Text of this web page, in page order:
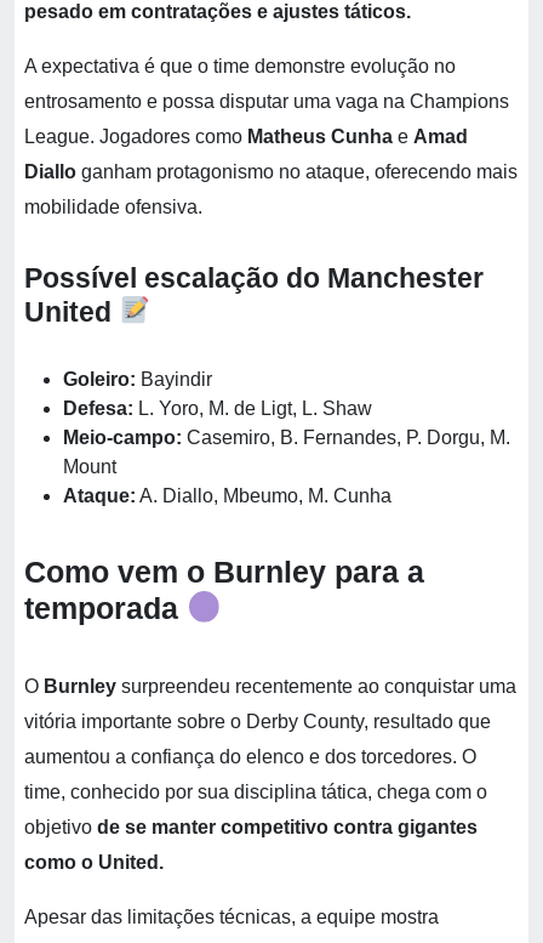
pesado em contratações e ajustes táticos.
A expectativa é que o time demonstre evolução no
entrosamento e possa disputar uma vaga na Champions
League. Jogadores como Matheus Cunha e Amad
Diallo ganham protagonismo no ataque, oferecendo mais
mobilidade ofensiva.
Possível escalação do Manchester
United
Goleiro: Bayindir
Defesa: L. Yoro, M. de Ligt, L. Shaw
Meio-campo: Casemiro, B. Fernandes, P. Dorgu, M.
Mount
Ataque: A. Diallo, Mbeumo, M. Cunha
Como vem o Burnley para a
temporada
O Burnley surpreendeu recentemente ao conquistar uma
vitória importante sobre o Derby County, resultado que
aumentou a confiança do elenco e dos torcedores. O
time, conhecido por sua disciplina tática, chega com o
objetivo de se manter competitivo contra gigantes
como o United.
Apesar das limitações técnicas, a equipe mostra